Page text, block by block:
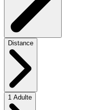
Distance
1 Adulte